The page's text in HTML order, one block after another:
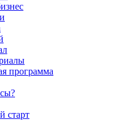
программа
старт